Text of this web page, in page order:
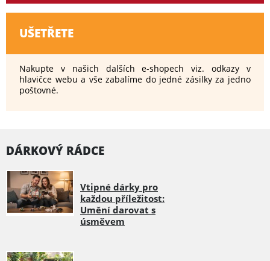
UŠETŘETE
Nakupte v našich dalších e-shopech viz. odkazy v
hlavičce webu a vše zabalíme do jedné zásilky za jedno
poštovné.
DÁRKOVÝ RÁDCE
Vtipné dárky pro
každou příležitost:
Umění darovat s
úsměvem